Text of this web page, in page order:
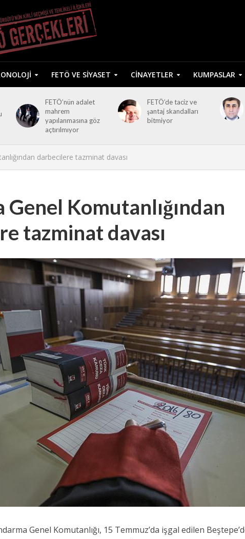
FETÖ VE SIYASET CINAYETLER KUMPASLAR
FETÖ’nün adalet
mahrem
yapılanmasına göz
açtırılmıyor
FETÖ’de taciz ve
şantaj skandalları
bitmiyor
darbecilere tazminat davası
Genel Komutanlığından
tazminat davası
Genel Komutanlığı, 15 Temmuz’da işgal edilen